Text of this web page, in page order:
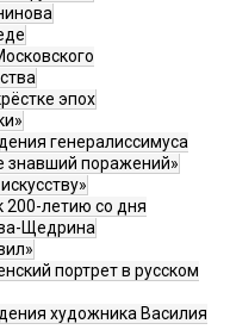
эпох
генералиссимуса
знавший поражений»
200-летию со дня
Щедрина
портрет в русском
художника Василия